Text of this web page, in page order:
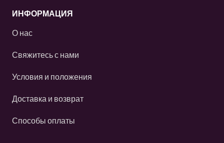
ИНФОРМАЦИЯ
О нас
Свяжитесь с нами
Условия и положения
Доставка и возврат
Способы оплаты